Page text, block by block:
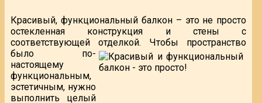
Красивый, функциональный балкон – это не просто
остекленная конструкция и стены с
соответствующей отделкой. Чтобы пространство
было по-
настоящему
функциональным,
эстетичным, нужно
выполнить целый